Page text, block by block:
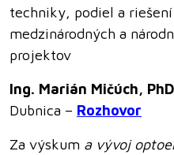
techniky, podiel a
medzinárodných a
projektov
Ing. Marián Mičúch,
Dubnica – Rozhovor
Za výskum a vývoj